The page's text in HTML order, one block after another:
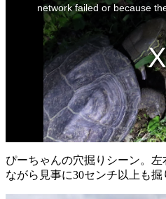
network failed or because
ぴーちゃんの穴掘りシーン。
ながら見事に30センチ以上も掘